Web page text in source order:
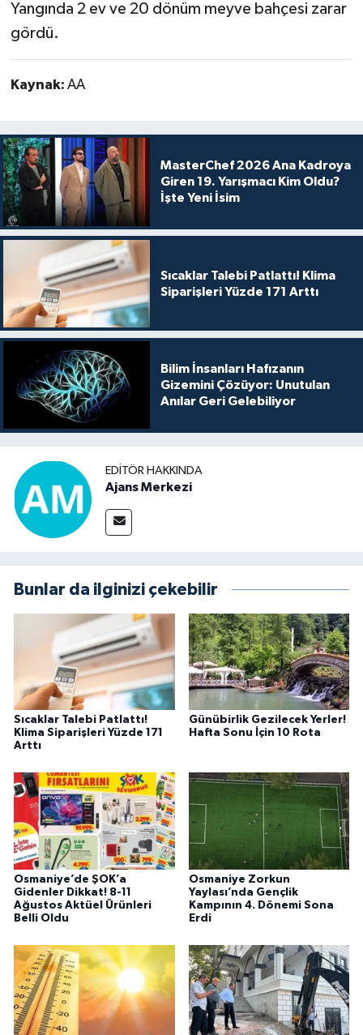
Yangında 2 ev ve 20 dönüm meyve bahçesi zarar
gördü.
Kaynak: AA
MasterChef 2026 Ana Kadroya
Giren 19. Yarışmacı Kim Oldu?
İşte Yeni İsim
Sıcaklar Talebi Patlattı! Klima
Siparişleri Yüzde 171 Arttı
Bilim İnsanları Hafızanın
Gizemini Çözüyor: Unutulan
Anılar Geri Gelebiliyor
EDITÖR HAKKINDA
Ajans Merkezi
Bunlar da ilginizi çekebilir
Sıcaklar Talebi Patlattı!
Klima Siparişleri Yüzde 171
Arttı
Günübirlik Gezilecek Yerler!
Hafta Sonu İçin 10 Rota
Osmaniye’de ŞOK’a
Gidenler Dikkat! 8-11
Ağustos Aktüel Ürünleri
Belli Oldu
Osmaniye Zorkun
Yaylası’nda Gençlik
Kampının 4. Dönemi Sona
Erdi